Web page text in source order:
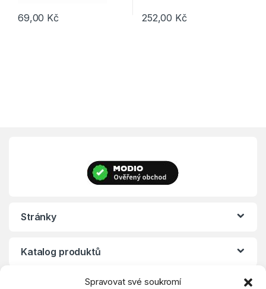
Spravovat své soukromí
69,00 Kč 252,00 Kč
Stránky
Katalog produktů